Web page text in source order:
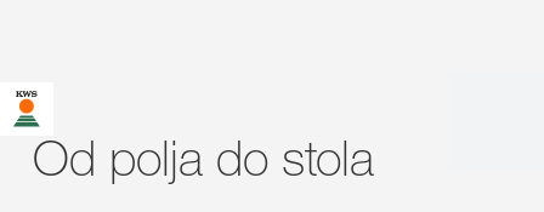
Od polja do stola